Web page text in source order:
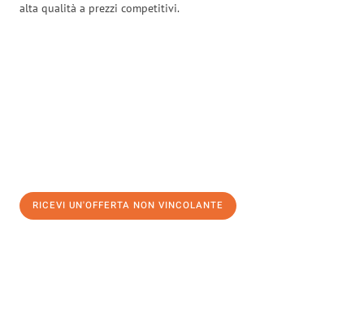
alta qualità a prezzi competitivi.
RICEVI UN'OFFERTA NON VINCOLANTE